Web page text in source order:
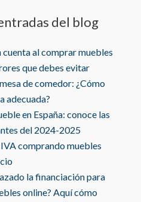
del blog
cuenta al comprar muebles
que debes evitar
de comedor: ¿Cómo
adecuada?
en España: conoce las
del 2024-2025
comprando muebles
la financiación para
online? Aquí cómo